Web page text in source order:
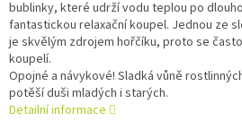
bublinky, které udrží vodu teplou po
fantastickou relaxační koupel. Jednou ze
je skvělým zdrojem hořčíku, proto se
koupelí.
Opojné a návykové! Sladká vůně
potěší duši mladých i starých.
Detailní informace